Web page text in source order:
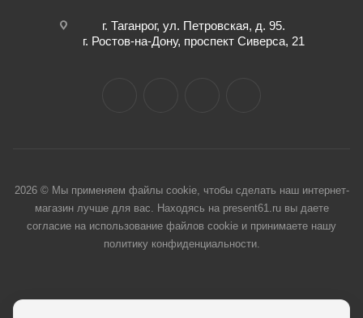
г. Таганрог, ул. Петровская, д. 95.
г. Ростов-на-Дону, проспект Сиверса, 21
2026 © Мы применяем файлы cookie, чтобы сделать наш интернет-
магазин лучше для вас. Находясь на present61.ru вы даете
согласие на использование файлов cookie и принимаете нашу
политику конфиденциальности.